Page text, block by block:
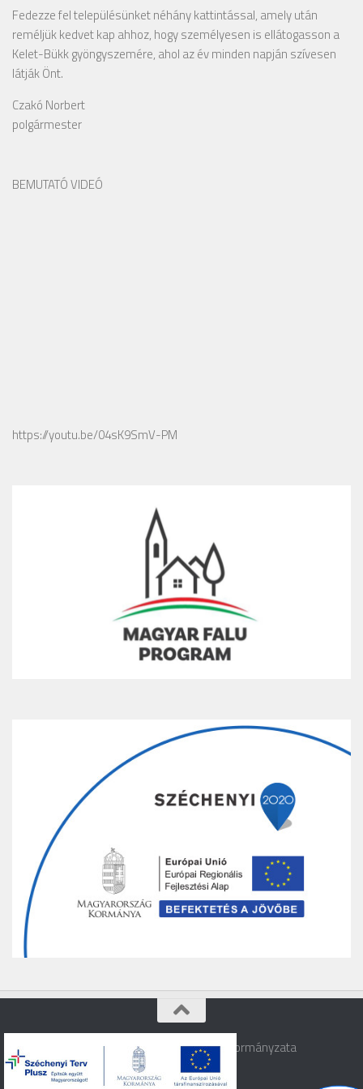
Fedezze fel településünket néhány kattintással, amely után
reméljük kedvet kap ahhoz, hogy személyesen is ellátogasson a
Kelet-Bükk gyöngyszemére, ahol az év minden napján szívesen
látják Önt.
Czakó Norbert
polgármester
BEMUTATÓ VIDEÓ
https://youtu.be/04sK9SmV-PM
Varbó © 2026. Varbó Község Önkormányzata